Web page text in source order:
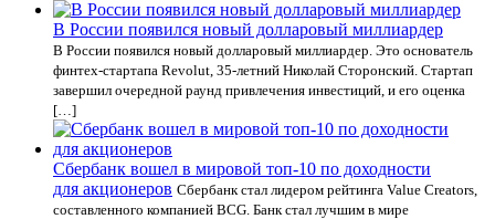
В России появился новый долларовый миллиардер
В России появился новый долларовый миллиардер. Это основатель
финтех-стартапа Revolut, 35-летний Николай Сторонский. Стартап
завершил очередной раунд привлечения инвестиций, и его оценка
[…]
Сбербанк вошел в мировой топ-10 по доходности
для акционеров Сбербанк стал лидером рейтинга Value Creators,
составленного компанией BCG. Банк стал лучшим в мире